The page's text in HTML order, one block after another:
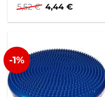
5,52€ Ursprünglicher
Preis
war:
4,44€Aktueller
ist:
-1%